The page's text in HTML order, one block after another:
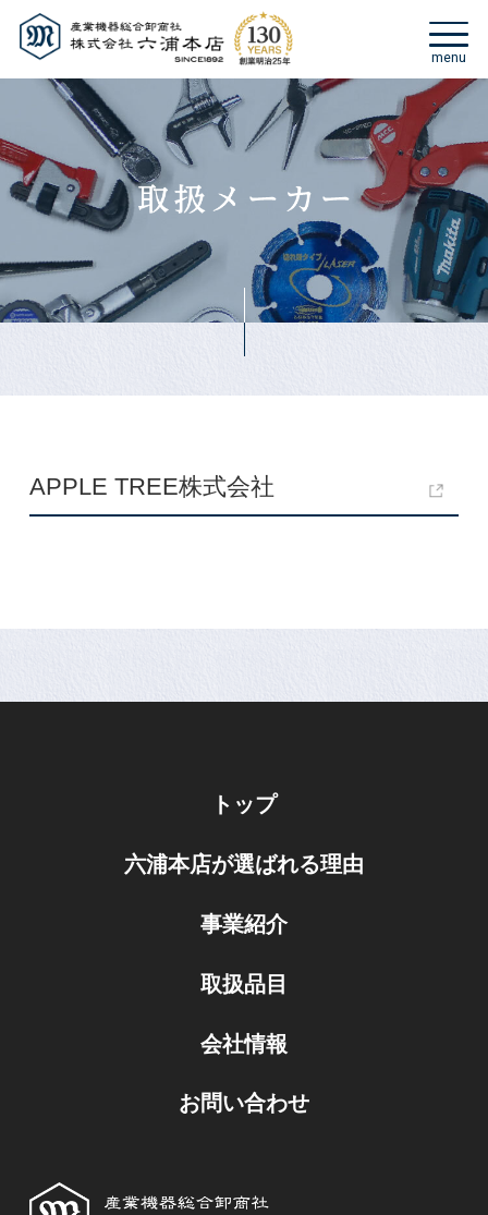
APPLE TREE株式会社
トップ
六浦本店が選ばれる理由
事業紹介
取扱品目
会社情報
お問い合わせ